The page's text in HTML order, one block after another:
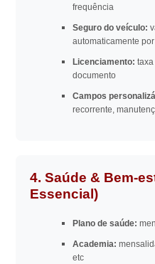
frequência
Seguro do veículo:
automaticamente
Licenciamento:
documento
Campos
recorrente,
4. Saúde & Bem-
Essencial)
Plano de saúde:
Academia:
etc